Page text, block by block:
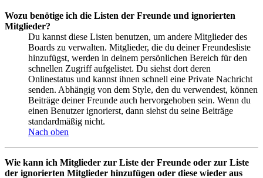
Wozu benötige ich die Listen der Freunde und ignorierten
Mitglieder?
Du kannst diese Listen benutzen, um andere Mitglieder des
Boards zu verwalten. Mitglieder, die du deiner Freundesliste
hinzufügst, werden in deinem persönlichen Bereich für den
schnellen Zugriff aufgelistet. Du siehst dort deren
Onlinestatus und kannst ihnen schnell eine Private Nachricht
senden. Abhängig von dem Style, den du verwendest, können
Beiträge deiner Freunde auch hervorgehoben sein. Wenn du
einen Benutzer ignorierst, dann siehst du seine Beiträge
standardmäßig nicht.
Nach oben
Wie kann ich Mitglieder zur Liste der Freunde oder zur Liste
der ignorierten Mitglieder hinzufügen oder diese wieder aus